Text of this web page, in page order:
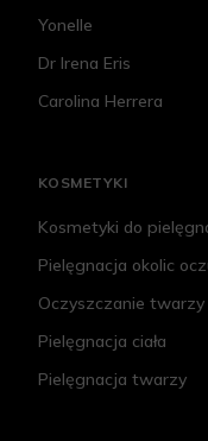
Yonelle
Dr Irena Eris
Carolina Herrera
KOSMETYKI
Kosmetyki do
Pielęgnacja okolic
Oczyszczanie twarzy
Pielęgnacja ciała
Pielęgnacja twarzy